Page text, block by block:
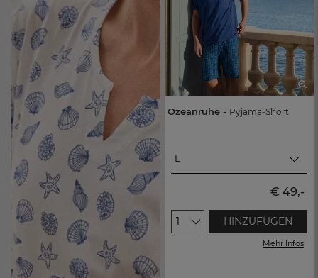
42
43
45
Ozeanruhe - Pyjama-Short
L
L
M
€ 49,-
1 HINZUFÜGEN
Mehr Infos